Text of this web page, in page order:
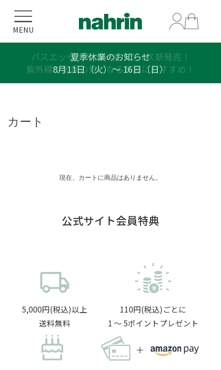
MENU
夏季休業のお知らせ
8月11日（火）〜 16日（日）
バスエッセンスエーデルワイス新発売！
紫外線や乾燥の気になる季節におすすめ！
カート
現在、カートに商品はありません。
公式サイト会員特典
5,000円(税込)以上
送料無料
110円(税込)ごとに
1 〜 5ポイントプレゼント